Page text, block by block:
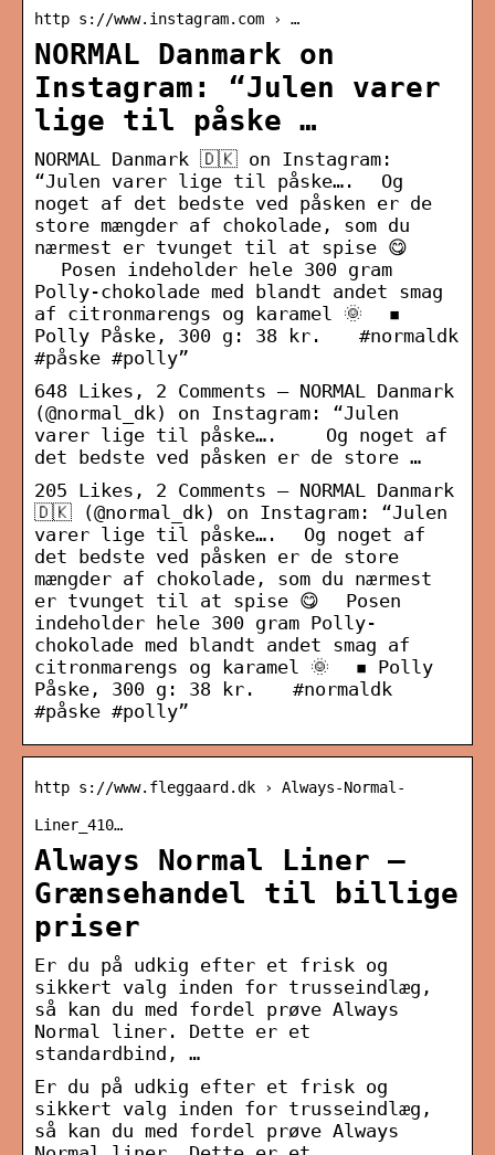
http s://www.instagram.com › …
NORMAL Danmark on
Instagram: “Julen varer
lige til påske …
NORMAL Danmark 🇩🇰 on Instagram:
“Julen varer lige til påske….⠀⠀Og
noget af det bedste ved påsken er de
store mængder af chokolade, som du
nærmest er tvunget til at spise 😋
⠀⠀Posen indeholder hele 300 gram
Polly-chokolade med blandt andet smag
af citronmarengs og karamel 🌞⠀⠀◾
Polly Påske, 300 g: 38 kr. ⠀⠀#normaldk
#påske #polly”
648 Likes, 2 Comments – NORMAL Danmark
(@normal_dk) on Instagram: “Julen
varer lige til påske….⠀ ⠀ Og noget af
det bedste ved påsken er de store …
205 Likes, 2 Comments – NORMAL Danmark
🇩🇰 (@normal_dk) on Instagram: “Julen
varer lige til påske….⠀⠀Og noget af
det bedste ved påsken er de store
mængder af chokolade, som du nærmest
er tvunget til at spise 😋⠀⠀Posen
indeholder hele 300 gram Polly-
chokolade med blandt andet smag af
citronmarengs og karamel 🌞⠀⠀◾ Polly
Påske, 300 g: 38 kr. ⠀⠀#normaldk
#påske #polly”
http s://www.fleggaard.dk › Always-Normal-
Liner_410…
Always Normal Liner –
Grænsehandel til billige
priser
Er du på udkig efter et frisk og
sikkert valg inden for trusseindlæg,
så kan du med fordel prøve Always
Normal liner. Dette er et
standardbind, …
Er du på udkig efter et frisk og
sikkert valg inden for trusseindlæg,
så kan du med fordel prøve Always